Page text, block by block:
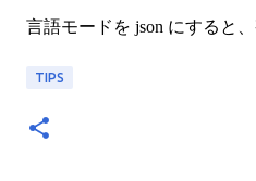
言語モードを json にすると、
TIPS